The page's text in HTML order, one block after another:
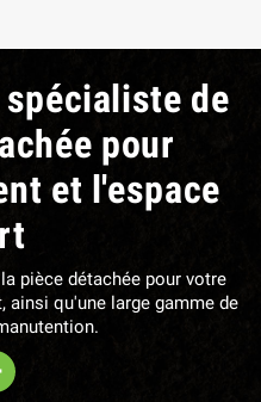
de
pour
et l'espace
pièce détachée pour votre
ainsi qu'une large gamme de